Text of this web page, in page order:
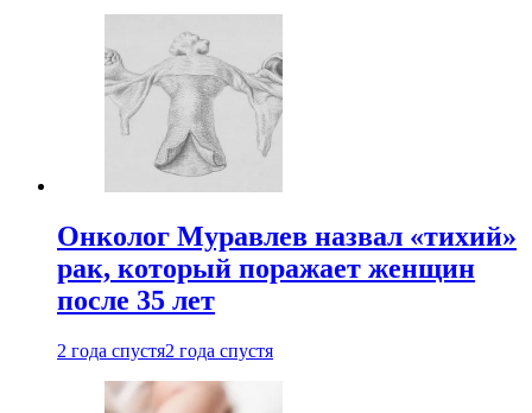
Онколог Муравлев назвал «тихий»
рак, который поражает женщин
после 35 лет
2 года спустя2 года спустя